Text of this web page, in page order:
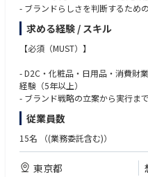
- ブランドらしさを判断するため
ラインの策定・運用・継続的なア
- コピー・ビジュアル・コミュニ
基準を構築
体験を設計・推進
- ブランド価値向上に向けた中長
- ブランド全体の売上・利益計画の
- ブランド投資の優先順位設計
- 広告・CRM・PR等の予算策定
- ブランド全体の収益最大化
求める経験 / スキル
【必須（MUST）】
- D2C・化粧品・日用品・消費財
経験（5年以上）
- ブランド戦略の立案から実行ま
- 売上・利益・ROIなどの数値をも
- 新製品ローンチまたはブランド
- コピー・クリエイティブ・コミ
レビュー経験
- マネジメントまたはプロジェク
従業員数
15名 （(業務委託含む)）
東京都